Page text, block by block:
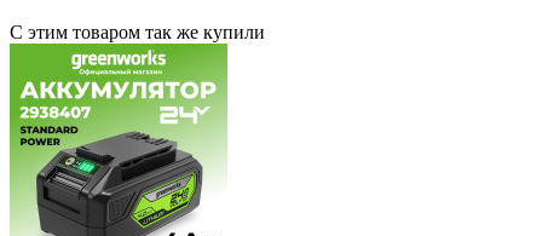
С этим товаром так же купили